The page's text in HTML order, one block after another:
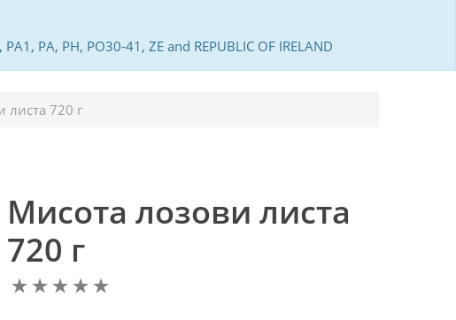
PA, PH, PO30-41, ZE and REPUBLIC OF IRELAND
листа 720 г
Мисота лозови листа
720 г